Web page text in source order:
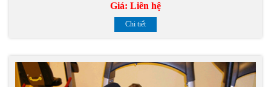
Giá: Liên hệ
Chi tiết